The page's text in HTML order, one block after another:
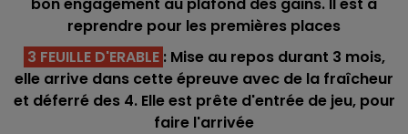
reprendre pour les premières places
3 FEUILLE D'ERABLE : Mise au repos durant 3 mois,
elle arrive dans cette épreuve avec de la fraîcheur
et déferré des 4. Elle est prête d'entrée de jeu, pour
faire l'arrivée